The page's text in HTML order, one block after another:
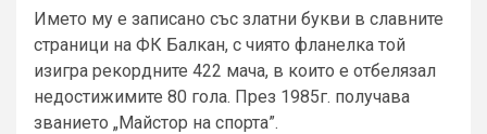
Името му е записано със златни букви в славните
страници на ФК Балкан, с чиято фланелка той
изигра рекордните 422 мача, в които е отбелязал
недостижимите 80 гола. През 1985г. получава
званието „Майстор на спорта”.